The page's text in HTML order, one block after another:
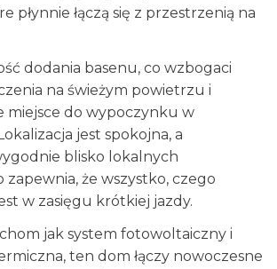
płynnie łączą się z przestrzenią na
dodania basenu, co wzbogaci
na świeżym powietrzu i
miejsce do wypoczynku w
jest spokojna, a
blisko lokalnych
że wszystko, czego
w zasięgu krótkiej jazdy.
jak system fotowoltaiczny i
ten dom łączy nowoczesne